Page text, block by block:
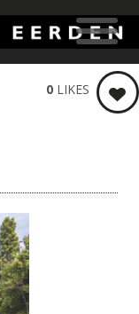
0 LIKES